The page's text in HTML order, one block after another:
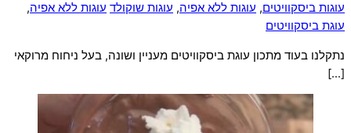
עוגות ביסקוויטים, עוגות ללא אפיה, עוגות שוקולד עוגות ללא אפיה,
עוגת ביסקוויטים
נתקלנו בעוד מתכון עוגת ביסקוויטים מעניין ושונה, בעל ניחוח מרוקאי
[…]